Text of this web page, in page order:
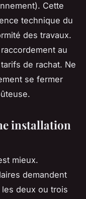
Cette
technique du
des travaux.
au
de rachat. Ne
se fermer
installation
mieux.
demandent
deux ou trois